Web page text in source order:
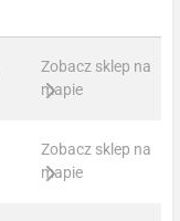
Zobacz sklep na
mapie
Zobacz sklep na
mapie